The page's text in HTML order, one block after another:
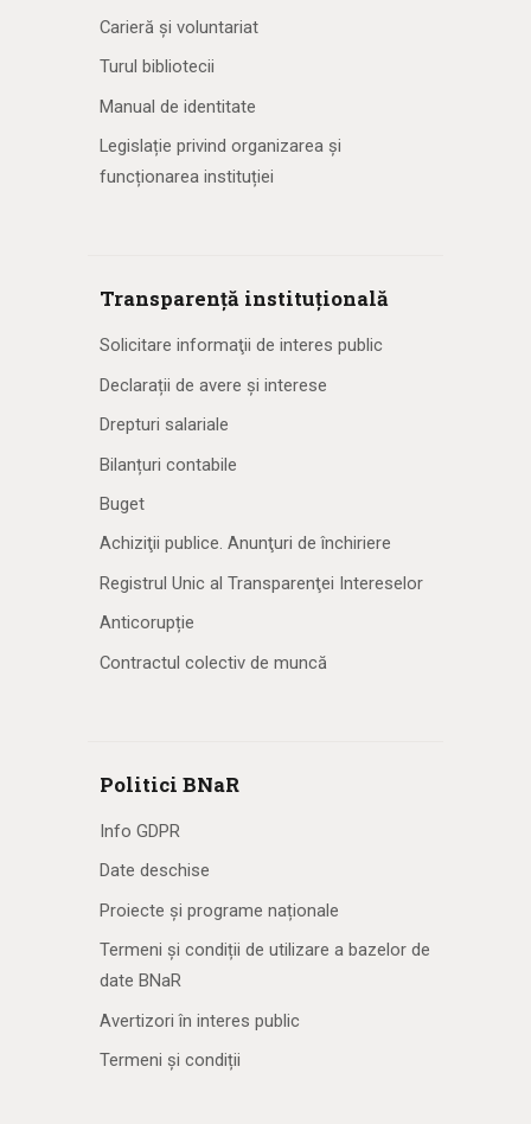
Carieră și voluntariat
Turul bibliotecii
Manual de identitate
Legislație privind organizarea și
funcționarea instituției
Transparență instituțională
Solicitare informaţii de interes public
Declarații de avere și interese
Drepturi salariale
Bilanțuri contabile
Buget
Achiziţii publice. Anunţuri de închiriere
Registrul Unic al Transparenţei Intereselor
Anticorupție
Contractul colectiv de muncă
Politici BNaR
Info GDPR
Date deschise
Proiecte și programe naționale
Termeni și condiții de utilizare a bazelor de
date BNaR
Avertizori în interes public
Termeni și condiții